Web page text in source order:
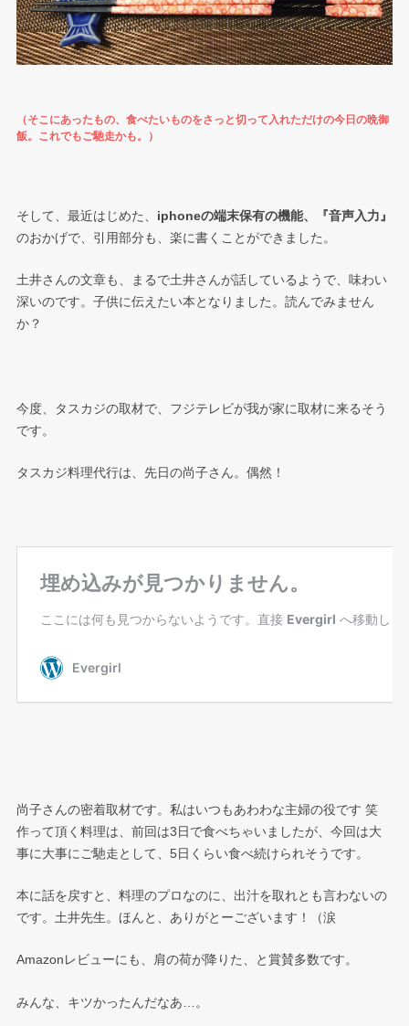
（そこにあったもの、食べたいものをさっと切って入れただけの今日の晩御
飯。これでもご馳走かも。）
そして、最近はじめた、 iphoneの端末保有の機能、『音声入力』
のおかげで、引用部分も、楽に書くことができました。
土井さんの文章も、まるで土井さんが話しているようで、味わい
深いのです。子供に伝えたい本となりました。読んでみません
か？
今度、タスカジの取材で、フジテレビが我が家に取材に来るそう
です。
タスカジ料理代行は、先日の尚子さん。偶然！
尚子さんの密着取材です。私はいつもあわわな主婦の役です 笑
作って頂く料理は、前回は3日で食べちゃいましたが、今回は大
事に大事にご馳走として、5日くらい食べ続けられそうです。
本に話を戻すと、料理のプロなのに、出汁を取れとも言わないの
です。土井先生。ほんと、ありがとーございます！（涙
Amazonレビューにも、肩の荷が降りた、と賞賛多数です。
みんな、キツかったんだなあ…。